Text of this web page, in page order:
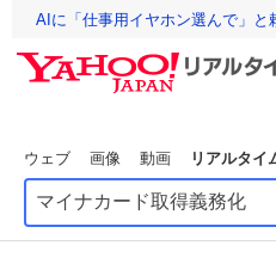
AIに「仕事用イヤホン選んで」と
ウェブ 画像 動画 リアルタイ